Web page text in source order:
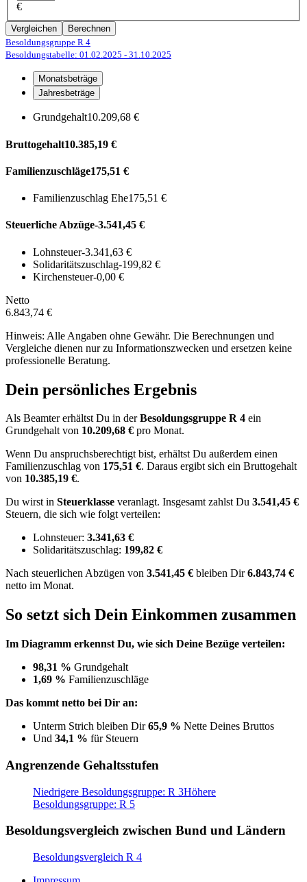
€
Vergleichen
Berechnen
Besoldungsgruppe R 4
Besoldungstabelle: 01.02.2025 - 31.10.2025
Monatsbeträge
Jahresbeträge
Grundgehalt10.209,68 €
Bruttogehalt10.385,19 €
Familienzuschläge175,51 €
Familienzuschlag Ehe175,51 €
Steuerliche Abzüge-3.541,45 €
Lohnsteuer-3.341,63 €
Solidaritätszuschlag-199,82 €
Kirchensteuer-0,00 €
Netto
6.843,74 €
Hinweis: Alle Angaben ohne Gewähr. Die Berechnungen und
Vergleiche dienen nur zu Informationszwecken und ersetzen keine
professionelle Beratung.
Dein persönliches Ergebnis
Als Beamter erhältst Du in derBesoldungsgruppe R 4 ein
Grundgehalt von 10.209,68 € pro Monat.
Wenn Du anspruchsberechtigt bist, erhältst Du außerdem einen
Familienzuschlag von 175,51 €. Daraus ergibt sich ein Bruttogehalt
von 10.385,19 €.
Du wirst in Steuerklasse veranlagt. Insgesamt zahlst Du 3.541,45 €
Steuern, die sich wie folgt verteilen:
Lohnsteuer: 3.341,63 €
Solidaritätszuschlag: 199,82 €
Nach steuerlichen Abzügen von 3.541,45 € bleiben Dir6.843,74 €
netto im Monat.
So setzt sich Dein Einkommen zusammen
Im Diagramm erkennst Du, wie sich Deine Bezüge verteilen:
98,31 % Grundgehalt
1,69 % Familienzuschläge
Das kommt netto bei Dir an:
Unterm Strich bleiben Dir65,9 % Nette Deines Bruttos
Und 34,1 % für Steuern
Angrenzende Gehaltsstufen
Niedrigere Besoldungsgruppe: R 3Höhere
Besoldungsgruppe: R 5
Besoldungsvergleich zwischen Bund und Ländern
Besoldungsvergleich R 4